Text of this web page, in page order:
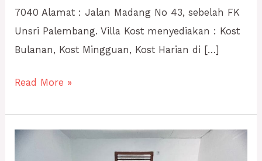
7040 Alamat : Jalan Madang No 43, sebelah FK
Unsri Palembang. Villa Kost menyediakan : Kost
Bulanan, Kost Mingguan, Kost Harian di […]
Read More »
KELEBIHAN